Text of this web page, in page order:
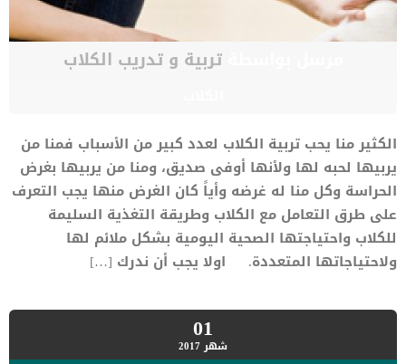
مرسل بواسطةتربية و تدريب الكلاب
الكثير منا يحب تربية الكلاب لعدد كبير من الأسباب فمنا من
يربيها لحبه لها ولأنها أوفى صديق، ومنا من يربيها بغرض
الحراسة وكل منا له غرضه وأياً كان الغرض منها يجب التعرف
على طرق التعامل مع الكلاب وطريقة التغذية السليمة
للكلاب واحتياجتها الصحية اليومية بشكل ملائم لها
ولاحتياجاتها المتعددة. اولا يجب أن ندرك […]
01شهر2017